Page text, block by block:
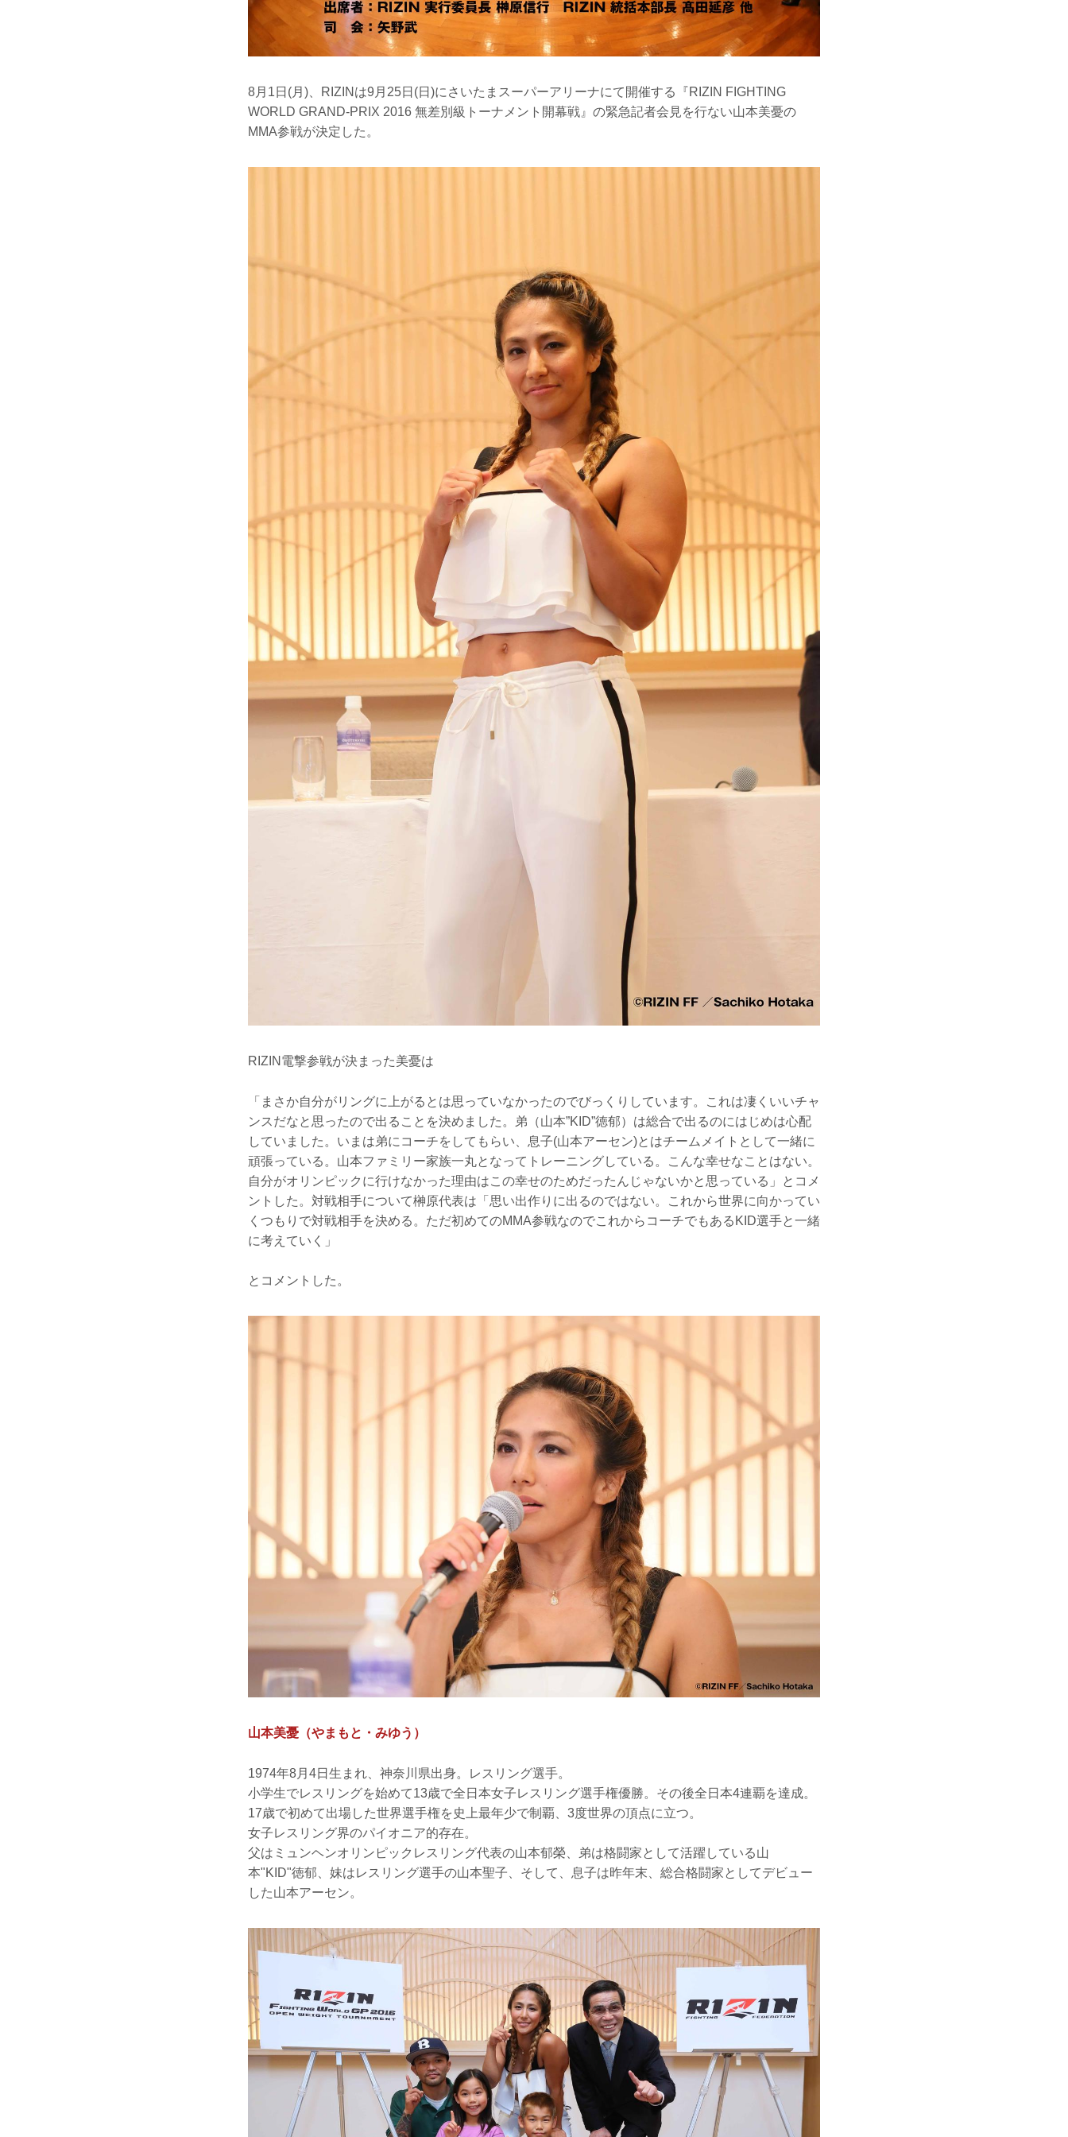
8月1日(月)、RIZINは9月25日(日)にさいたまスーパーアリーナにて開催する『RIZIN FIGHTING
WORLD GRAND-PRIX 2016 無差別級トーナメント開幕戦』の緊急記者会見を行ない山本美憂の
MMA参戦が決定した。
RIZIN電撃参戦が決まった美憂は
「まさか自分がリングに上がるとは思っていなかったのでびっくりしています。これは凄くいいチャ
ンスだなと思ったので出ることを決めました。弟（山本”KID”徳郁）は総合で出るのにはじめは心配
していました。いまは弟にコーチをしてもらい、息子(山本アーセン)とはチームメイトとして一緒に
頑張っている。山本ファミリー家族一丸となってトレーニングしている。こんな幸せなことはない。
自分がオリンピックに行けなかった理由はこの幸せのためだったんじゃないかと思っている」とコメ
ントした。対戦相手について榊原代表は「思い出作りに出るのではない。これから世界に向かってい
くつもりで対戦相手を決める。ただ初めてのMMA参戦なのでこれからコーチでもあるKID選手と一緒
に考えていく」
とコメントした。
山本美憂（やまもと・みゆう）
1974年8月4日生まれ、神奈川県出身。レスリング選手。
小学生でレスリングを始めて13歳で全日本女子レスリング選手権優勝。その後全日本4連覇を達成。
17歳で初めて出場した世界選手権を史上最年少で制覇、3度世界の頂点に立つ。
女子レスリング界のパイオニア的存在。
父はミュンヘンオリンピックレスリング代表の山本郁榮、弟は格闘家として活躍している山
本"KID"徳郁、妹はレスリング選手の山本聖子、そして、息子は昨年末、総合格闘家としてデビュー
した山本アーセン。